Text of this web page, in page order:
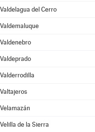
Valdelagua del Cerro
Valdemaluque
Valdenebro
Valdeprado
Valderrodilla
Valtajeros
Velamazán
Velilla de la Sierra